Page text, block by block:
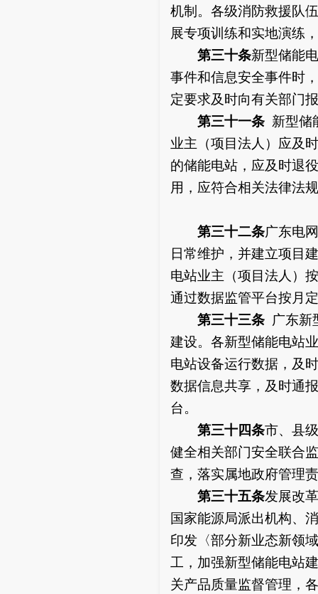
机制。各级消防救援队
展专项训练和实地演练
第三十条新型储能
事件和信息安全事件时
定要求及时向有关部门
第三十一条 新型储
业主（项目法人）应及
的储能电站，应及时退
用，应符合相关法律法
第三十二条广东电
日常维护，并建立项目
电站业主（项目法人）
通过数据监管平台按月
第三十三条 广东新
建设。各新型储能电站
电站设备运行数据，及
数据信息共享，及时通
台。
第三十四条市、县
健全相关部门安全联合
查，落实属地政府管理
第三十五条发展改
国家能源局派出机构、
印发〈部分新业态新领
工，加强新型储能电站
关产品质量监督管理，